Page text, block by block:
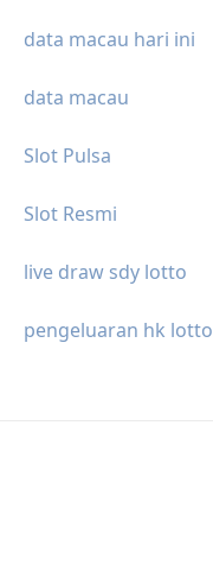
data macau hari ini
data macau
Slot Pulsa
Slot Resmi
live draw sdy lotto
pengeluaran hk lotto